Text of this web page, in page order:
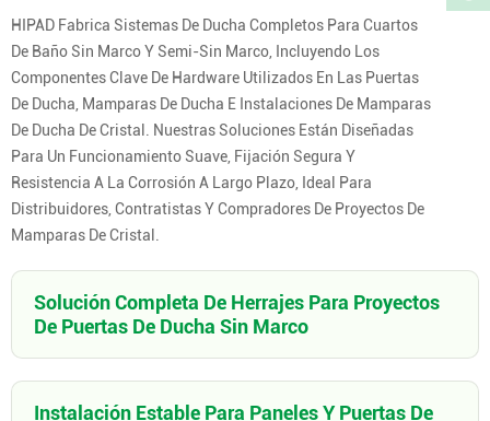
HIPAD Fabrica Sistemas De Ducha Completos Para Cuartos
De Baño Sin Marco Y Semi-Sin Marco, Incluyendo Los
Componentes Clave De Hardware Utilizados En Las Puertas
De Ducha, Mamparas De Ducha E Instalaciones De Mamparas
De Ducha De Cristal. Nuestras Soluciones Están Diseñadas
Para Un Funcionamiento Suave, Fijación Segura Y
Resistencia A La Corrosión A Largo Plazo, Ideal Para
Distribuidores, Contratistas Y Compradores De Proyectos De
Mamparas De Cristal.
Solución Completa De Herrajes Para Proyectos
De Puertas De Ducha Sin Marco
Instalación Estable Para Paneles Y Puertas De